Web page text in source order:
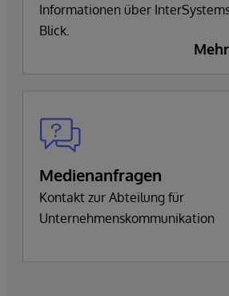
Informationen über
Blick.
Medienanfragen
Kontakt zur Abteilung für
Unternehmenskommunikation